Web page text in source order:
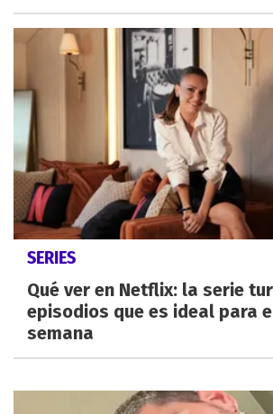
SERIES
Qué ver en Netflix: la serie
episodios que es ideal para
semana